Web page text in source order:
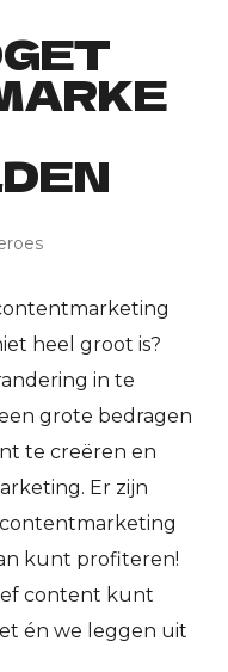
heel groot is?
in te
grote bedragen
te creëren en
Er zijn
kunt profiteren!
content kunt
én we leggen uit